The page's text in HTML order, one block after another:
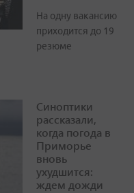
На одну вакансию
приходится до 19
резюме
Синоптики
рассказали,
когда погода в
Приморье
вновь
ухудшится:
ждем дожди